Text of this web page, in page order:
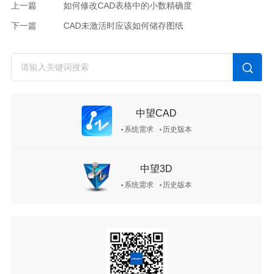
上一篇 如何修改CAD表格中的小数精确度
下一篇 CAD未激活时应该如何储存图纸
中望CAD
系统需求 历史版本
中望3D
系统需求 历史版本